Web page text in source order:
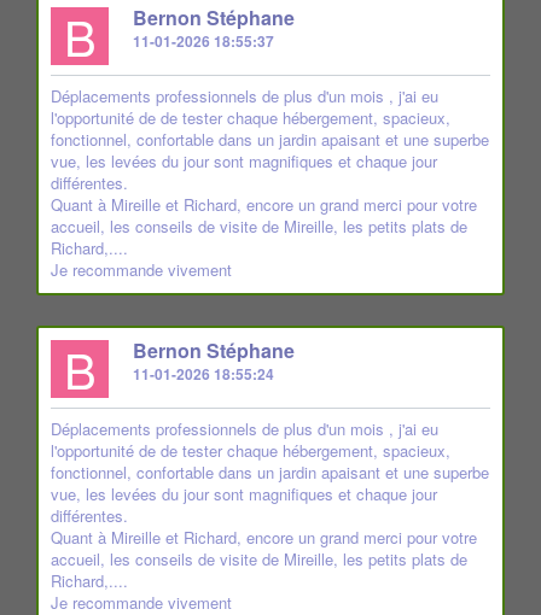
B Bernon Stéphane
11-01-2026 18:55:37
Déplacements professionnels de plus d'un mois , j'ai eu
l'opportunité de de tester chaque hébergement, spacieux,
fonctionnel, confortable dans un jardin apaisant et une superbe
vue, les levées du jour sont magnifiques et chaque jour
différentes.
Quant à Mireille et Richard, encore un grand merci pour votre
accueil, les conseils de visite de Mireille, les petits plats de
Richard,....
Je recommande vivement
B Bernon Stéphane
11-01-2026 18:55:24
Déplacements professionnels de plus d'un mois , j'ai eu
l'opportunité de de tester chaque hébergement, spacieux,
fonctionnel, confortable dans un jardin apaisant et une superbe
vue, les levées du jour sont magnifiques et chaque jour
différentes.
Quant à Mireille et Richard, encore un grand merci pour votre
accueil, les conseils de visite de Mireille, les petits plats de
Richard,....
Je recommande vivement